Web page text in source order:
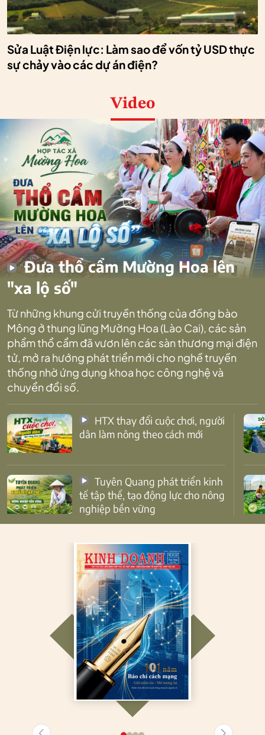
Sửa Luật Điện lực: Làm sao để vốn tỷ USD thực
sự chảy vào các dự án điện?
Video
Đưa thổ cẩm Mường Hoa lên
"xa lộ số"
Từ những khung cửi truyền thống của đồng bào
Mông ở thung lũng Mường Hoa (Lào Cai), các sản
phẩm thổ cẩm đã vươn lên các sàn thương mại điện
tử, mở ra hướng phát triển mới cho nghề truyền
thống nhờ ứng dụng khoa học công nghệ và
chuyển đổi số.
dân làm nông theo cách mới
tế tập thể, tạo động lực cho nông
nghiệp bền vững